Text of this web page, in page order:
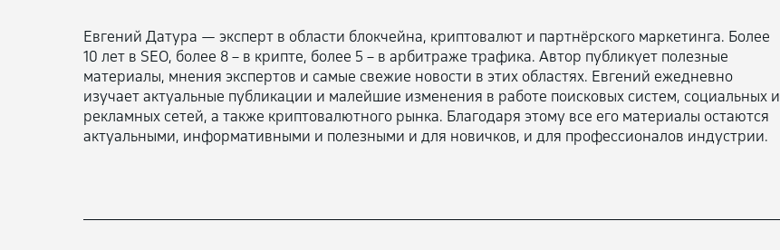
Евгений Датура — эксперт в области блокчейна, криптовалют и партнёрского маркетинга. Более
10 лет в SEO, более 8 – в крипте, более 5 – в арбитраже трафика. Автор публикует полезные
материалы, мнения экспертов и самые свежие новости в этих областях. Евгений ежедневно
изучает актуальные публикации и малейшие изменения в работе поисковых систем, социальных и
рекламных сетей, а также криптовалютного рынка. Благодаря этому все его материалы остаются
актуальными, информативными и полезными и для новичков, и для профессионалов индустрии.